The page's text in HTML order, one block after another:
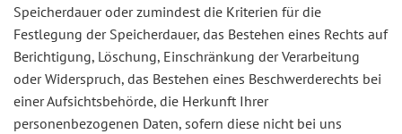
Speicherdauer oder zumindest die Kriterien für die
Festlegung der Speicherdauer, das Bestehen eines Rechts auf
Berichtigung, Löschung, Einschränkung der Verarbeitung
oder Widerspruch, das Bestehen eines Beschwerderechts bei
einer Aufsichtsbehörde, die Herkunft Ihrer
personenbezogenen Daten, sofern diese nicht bei uns